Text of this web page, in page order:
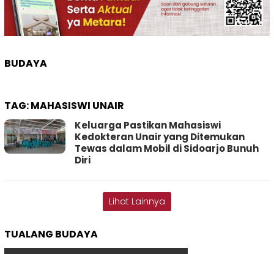
BUDAYA
TAG:MAHASISWI UNAIR
Keluarga Pastikan Mahasiswi
Kedokteran Unair yang Ditemukan
Tewas dalam Mobil di Sidoarjo Bunuh
Diri
Lihat Lainnya
TUALANG BUDAYA